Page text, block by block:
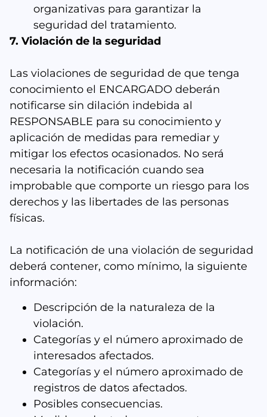
organizativas para garantizar la
seguridad del tratamiento.
7. Violación de la seguridad
Las violaciones de seguridad de que tenga
conocimiento el ENCARGADO deberán
notificarse sin dilación indebida al
RESPONSABLE para su conocimiento y
aplicación de medidas para remediar y
mitigar los efectos ocasionados. No será
necesaria la notificación cuando sea
improbable que comporte un riesgo para los
derechos y las libertades de las personas
físicas.
La notificación de una violación de seguridad
deberá contener, como mínimo, la siguiente
información:
Descripción de la naturaleza de la
violación.
Categorías y el número aproximado de
interesados afectados.
Categorías y el número aproximado de
registros de datos afectados.
Posibles consecuencias.